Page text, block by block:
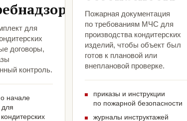
для
договоры,
контроль.
начале
для
Пожарная документация
по требованиям МЧС для
производства кондитерских
изделий, чтобы объект был
готов к плановой или
внеплановой проверке.
приказы и инструкции
по пожарной безопасности
журналы инструктажей